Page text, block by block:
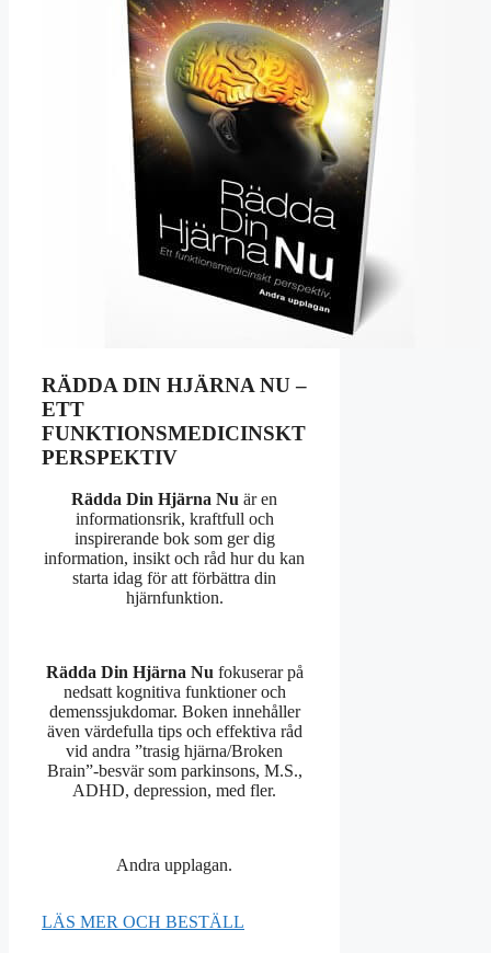
RÄDDA DIN HJÄRNA NU –
ETT
FUNKTIONSMEDICINSKT
PERSPEKTIV
Rädda Din Hjärna Nu är en
informationsrik, kraftfull och
inspirerande bok som ger dig
information, insikt och råd hur du kan
starta idag för att förbättra din
hjärnfunktion.
Rädda Din Hjärna Nu fokuserar på
nedsatt kognitiva funktioner och
demenssjukdomar. Boken innehåller
även värdefulla tips och effektiva råd
vid andra ”trasig hjärna/Broken
Brain”-besvär som parkinsons, M.S.,
ADHD, depression, med fler.
Andra upplagan.
LÄS MER OCH BESTÄLL